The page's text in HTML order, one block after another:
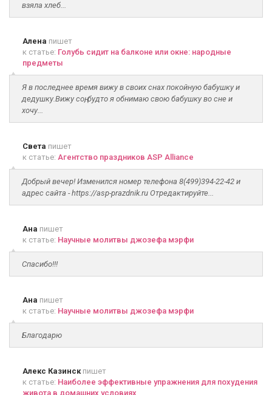
взяла хлеб...
Алена пишет
к статье: Голубь сидит на балконе или окне: народные
предметы
Я в последнее время вижу в своих снах покойную бабушку и
дедушку.Вижу соң, будто я обнимаю свою бабушку во сне и
хочу...
Света пишет
к статье: Агентство праздников ASP Alliance
Добрый вечер! Изменился номер телефона 8(499)394-22-42 и
адрес сайта - https://asp-prazdnik.ru Отредактируйте...
Ана пишет
к статье: Научные молитвы джозефа мэрфи
Спасибо!!!
Ана пишет
к статье: Научные молитвы джозефа мэрфи
Благодарю
Алекс Казинскпишет
к статье: Наиболее эффективные упражнения для похудения
живота в домашних условиях